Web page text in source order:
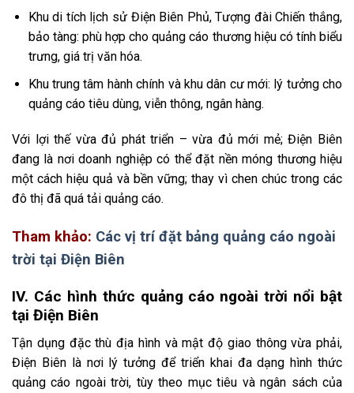
Khu di tích lịch sử Điện Biên Phủ, Tượng đài Chiến thắng,
bảo tàng: phù hợp cho quảng cáo thương hiệu có tính biểu
trưng, giá trị văn hóa.
Khu trung tâm hành chính và khu dân cư mới: lý tưởng cho
quảng cáo tiêu dùng, viễn thông, ngân hàng.
Với lợi thế vừa đủ phát triển – vừa đủ mới mẻ; Điện Biên
đang là nơi doanh nghiệp có thể đặt nền móng thương hiệu
một cách hiệu quả và bền vững; thay vì chen chúc trong các
đô thị đã quá tải quảng cáo.
Tham khảo: Các vị trí đặt bảng quảng cáo ngoài
trời tại Điện Biên
IV. Các hình thức quảng cáo ngoài trời nổi bật
tại Điện Biên
Tận dụng đặc thù địa hình và mật độ giao thông vừa phải,
Điện Biên là nơi lý tưởng để triển khai đa dạng hình thức
quảng cáo ngoài trời, tùy theo mục tiêu và ngân sách của